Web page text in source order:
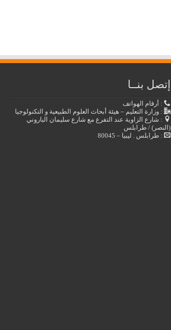
إتصل بنــا
: أرقام الهواتف
: وزارة التعليم – هيئة أبحاث العلوم الطبيعية و التكنولوجيا
: شارع الزاوية عند التفرع مع شارع سليمان الباروني
(النصر) / طرابلس
: طرابلس . ليبيا – 80045